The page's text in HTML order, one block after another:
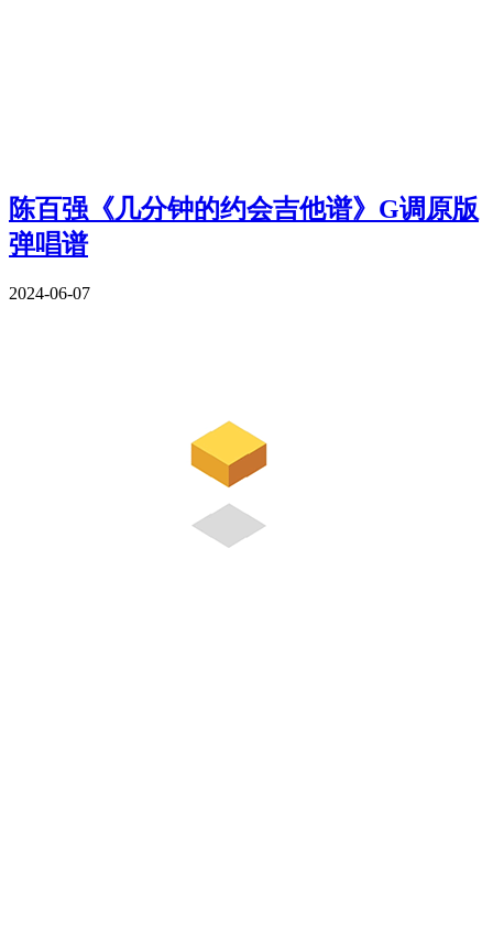
陈百强《几分钟的约会吉他谱》G调原版
弹唱谱
2024-06-07